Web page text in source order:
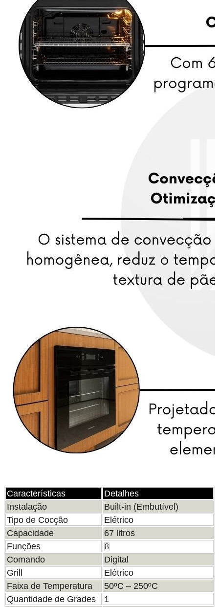
Características
Detalhes
Instalação
Built-in (Embutível)
Tipo de Cocção
Elétrico
Capacidade
67 litros
Funções
8
Comando
Digital
Grill
Elétrico
Faixa de Temperatura
50ºC – 250ºC
Quantidade de Grades
1